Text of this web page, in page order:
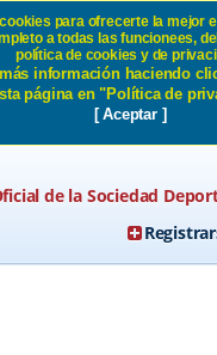
de
Eibar
de la Sociedad
para ofrecerte la mejor
a todas las funcionees,
política de cookies y de
información haciendo
página en "Política de
[ Aceptar ]